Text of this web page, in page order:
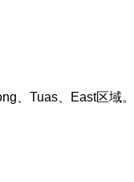
、Tuas、East区域。